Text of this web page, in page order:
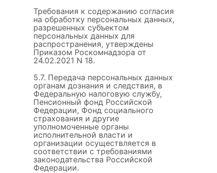
Требования к содержанию согласия
на обработку персональных данных,
разрешенных субъектом
персональных данных для
распространения, утверждены
Приказом Роскомнадзора от
24.02.2021 N 18.
5.7. Передача персональных данных
органам дознания и следствия, в
Федеральную налоговую службу,
Пенсионный фонд Российской
Федерации, Фонд социального
страхования и другие
уполномоченные органы
исполнительной власти и
организации осуществляется в
соответствии с требованиями
законодательства Российской
Федерации.